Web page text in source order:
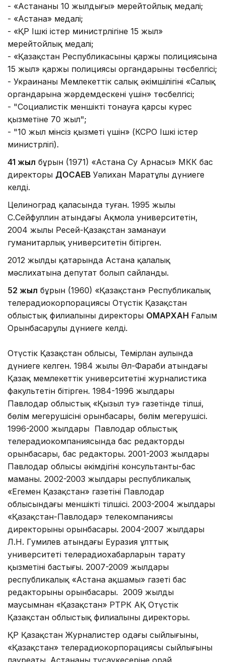
- «Астананың 10 жылдығы» мерейтойлық медалі;
- «Астана» медалі;
- «ҚР Ішкі істер министрлігіне 15 жыл»
мерейтойлық медалі;
- «Қазақстан Республикасының қаржы полициясына
15 жыл» қаржы полициясы органдарының төсбелгiсi;
- Украинаның Мемлекеттік салық әкімшілігінің «Салық
органдарына жәрдемдескені үшін» төсбелгiсi;
- "Социалистік меншікті тонауға қарсы күрес
қызметіне 70 жыл";
- "10 жыл мінсіз қызметі үшін» (КСРО Ішкі істер
министрлігі).
41 жыл бұрын (1971) «Астана Су Арнасы» МКК бас
директоры ДОСАЕВ Уәлихан Маратұлы дүниеге
келді.
Целиноград қаласында туған. 1995 жылы
С.Сейфуллин атындағы Ақмола университетін,
2004 жылы Ресей-Қазақстан заманауи
гуманитарлық университетін бітірген.
2012 жылдың қаңтарында Астана қалалық
мәслихатына депутат болып сайланды.
52 жыл бұрын (1960) «Қазақстан» Республикалық
телерадиокорпорациясы Оңтүстік Қазақстан
облыстық филиалының директоры ОМАРХАН Ғалым
Орынбасарұлы дүниеге келді.
Оңтүстік Қазақстан облысы, Темірлан аулында
дүниеге келген. 1984 жылы Әл-Фараби атындағы
Қазақ мемлекеттік университетінің журналистика
факультетін бітірген. 1984-1996 жылдары
Павлодар облыстық «Қызыл ту» газетінде тілші,
бөлім меңгерушісінің орынбасары, бөлім меңгерушісі.
1996-2000 жылдары Павлодар облыстық
телерадиокомпаниясында бас редактордың
орынбасары, бас редакторы. 2001-2003 жылдары
Павлодар облысы әкімдігінің консультанты-бас
маманы. 2002-2003 жылдары республикалық
«Егемен Қазақстан» газетінің Павлодар
облысындағы меншікті тілшісі. 2003-2004 жылдары
«Қазақстан-Павлодар» телекомпаниясы
директорының орынбасары. 2004-2007 жылдары
Л.Н. Гумилев атындағы Еуразия ұлттық
университеті телерадиохабарларын тарату
қызметінің бастығы. 2007-2009 жылдары
республикалық «Астана ақшамы» газеті бас
редакторының орынбасары. 2009 жылдың
маусымнан «Қазақстан» РТРК АҚ Оңтүстік
Қазақстан облыстық филиалының директоры.
ҚР Қазақстан Журналистер одағы сыйлығының,
«Қазақстан» телерадиокорпорациясы сыйлығының
лауреаты. Астананың тұсаукесеріне орай